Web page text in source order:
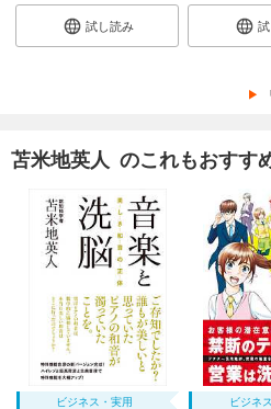
試し読み
苫米地英人 のこれもおすす
ビジネス・実用 ビジネ